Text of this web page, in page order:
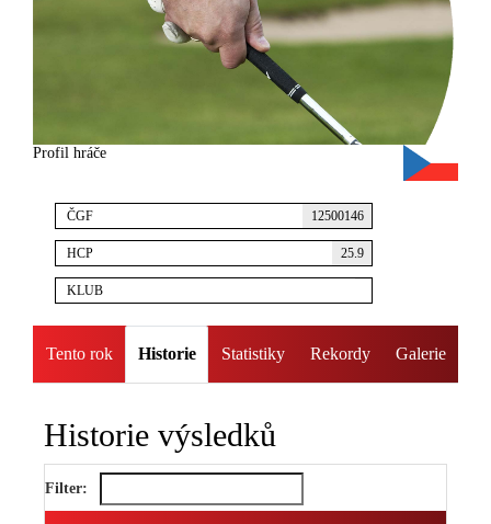
Profil hráče
ČGF 12500146
HCP 25.9
KLUB
Tento rok Historie Statistiky Rekordy Galerie
Historie výsledků
Filter: